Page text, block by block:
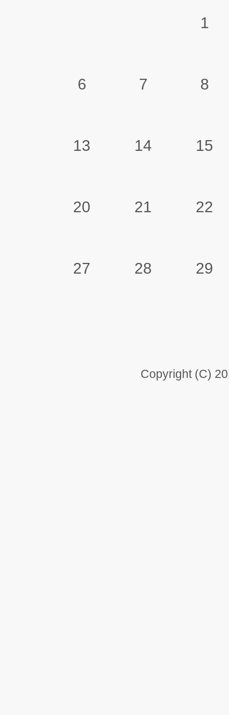
1
6 7 8
13 14 15
20 21 22
27 28 29
Copyright (C)